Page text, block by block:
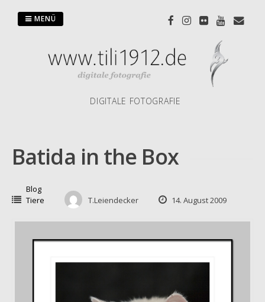
DIGITALE FOTOGRAFIE
MENÜ
Batida in the Box
Blog
Tiere
T.Leiendecker 14. August 2009